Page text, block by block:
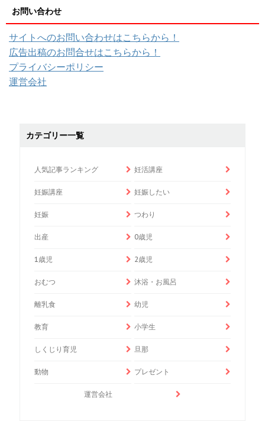
お問い合わせ
サイトへのお問い合わせはこちらから！
広告出稿のお問合せはこちらから！
プライバシーポリシー
運営会社
カテゴリー一覧
人気記事ランキング 妊活講座
妊娠講座 妊娠したい
妊娠 つわり
出産 0歳児
1歳児 2歳児
おむつ 沐浴・お風呂
離乳食 幼児
教育 小学生
しくじり育児 旦那
動物 プレゼント
運営会社